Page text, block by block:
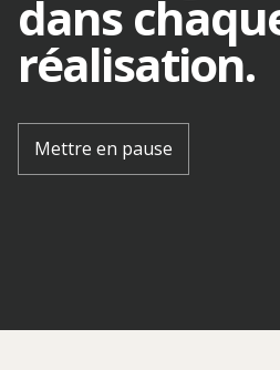
dans
réalisation.
Mettre en pause